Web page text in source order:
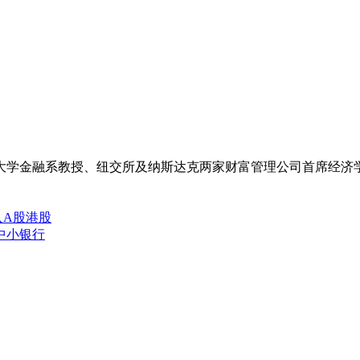
金融系教授、纽交所及纳斯达克两家财富管理公司首席经
A股港股
小银行